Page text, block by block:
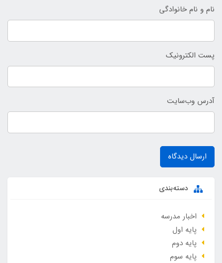
نام و نام خانوادگی
پست الکترونیک
آدرس وب‌سایت
ارسال دیدگاه
دسته‌بندی
اخبار مدرسه
پایه اول
پایه دوم
پایه سوم